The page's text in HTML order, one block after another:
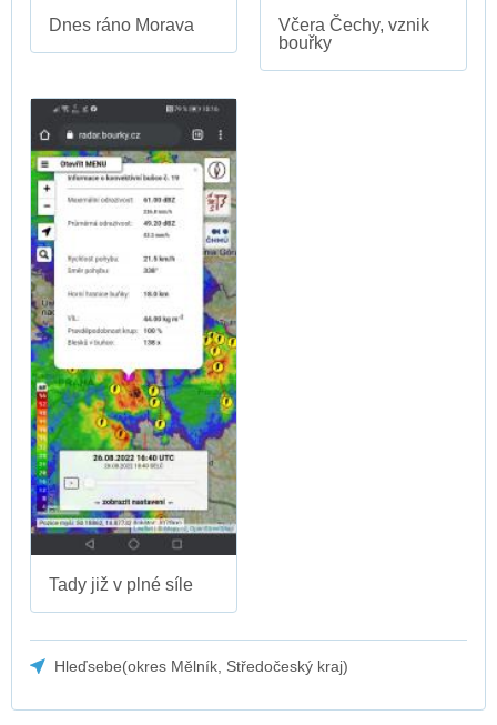
Dnes ráno Morava
Včera Čechy, vznik
bouřky
Tady již v plné síle
Hleďsebe(okres Mělník, Středočeský kraj)